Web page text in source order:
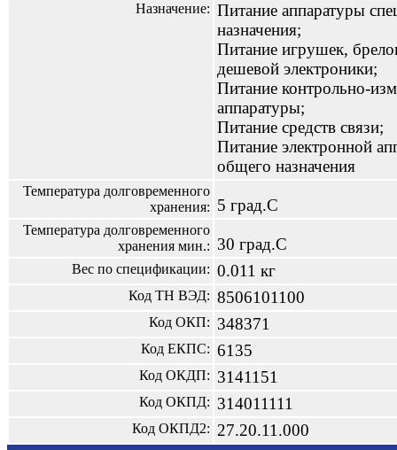
Назначение: Питание аппаратуры
назначения;
Питание игрушек,
дешевой электроники;
Питание контрольно-
аппаратуры;
Питание средств связи;
Питание электронной
общего назначения
Температура долговременного
хранения: 5 град.С
Температура долговременного
хранения мин.: 30 град.С
Вес по спецификации: 0.011 кг
Код ТН ВЭД: 8506101100
Код ОКП: 348371
Код ЕКПС: 6135
Код ОКДП: 3141151
Код ОКПД: 314011111
Код ОКПД2: 27.20.11.000